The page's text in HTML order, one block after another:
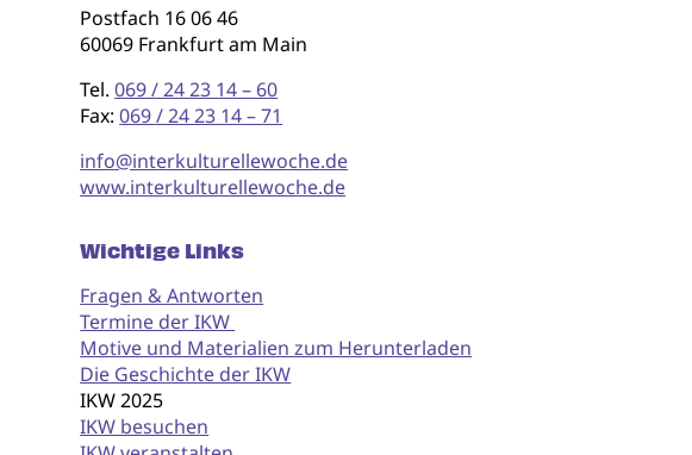
Postfach 16 06 46
60069 Frankfurt am Main
Tel.069 / 24 23 14 – 60
Fax:069 / 24 23 14 – 71
info@interkulturellewoche.de
www.interkulturellewoche.de
Wichtige Links
Fragen & Antworten
Termine der IKW
Motive und Materialien zum Herunterladen
Die Geschichte der IKW
IKW 2025
IKW besuchen